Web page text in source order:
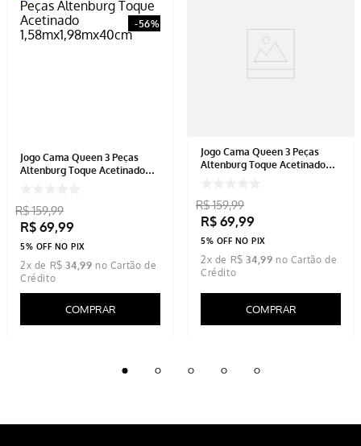
-56%
Jogo Cama Queen 3 Peças
Altenburg Toque Acetinado
R$ 159,99
R$ 69,99
5% OFF NO PIX
2x de R$ 34 ,99
COMPRAR
Jogo Cama Queen 3 Peças
Altenburg Toque Acetinado
R$ 159,99
R$ 69,99
5% OFF NO PIX
2x de R$ 34 ,99
COMPRAR